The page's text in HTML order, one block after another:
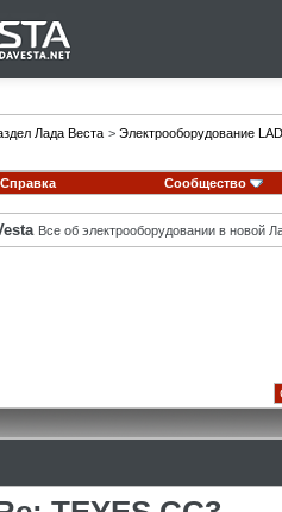
Лада Веста > Электрооборудование
Справка Сообщество
Все об электрооборудовании в новой